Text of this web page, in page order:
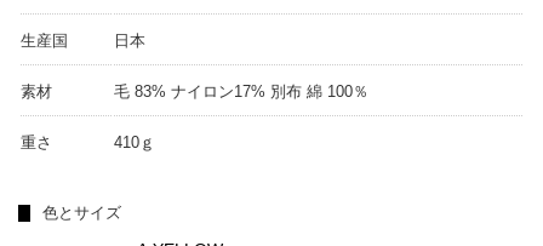
生産国 日本
素材 毛 83% ナイロン17% 別布 綿 100％
重さ 410ｇ
色とサイズ